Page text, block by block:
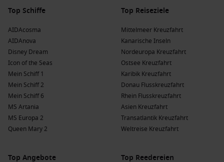
Top Schiffe
AIDAcosma
AIDAnova
Disney Dream
Icon of the Seas
Mein Schiff 1
Mein Schiff 2
Mein Schiff 6
MS Artania
MS Europa 2
Queen Mary 2
Top Reiseziele
Mittelmeer Kreuzfahrt
Kanarische Inseln
Nordeuropa Kreuzfahrt
Ostsee Kreuzfahrt
Karibik Kreuzfahrt
Donau Flusskreuzfahrt
Rhein Flusskreuzfahrt
Asien Kreuzfahrt
Transatlantik Kreuzfahrt
Weltreise Kreuzfahrt
Top Angebote Top Reedereien